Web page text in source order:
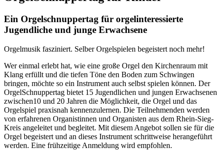
Ein Orgelschnuppertag für orgelinteressierte
Jugendliche und junge Erwachsene
Orgelmusik fasziniert. Selber Orgelspielen begeistert noch mehr!
Wer einmal erlebt hat, wie eine große Orgel den Kirchenraum mit
Klang erfüllt und die tiefen Töne den Boden zum Schwingen
bringen, möchte so ein Instrument auch selbst spielen können. Der
OrgelSchnuppertag bietet 15 Jugendlichen und jungen Erwachsenen
zwischen10 und 20 Jahren die Möglichkeit, die Orgel und das
Orgelspiel praxisnah kennenzulernen. Die Teilnehmenden werden
von erfahrenen Organistinnen und Organisten aus dem Rhein-Sieg-
Kreis angeleitet und begleitet. Mit diesem Angebot sollen sie für die
Orgel begeistert und an dieses Instrument schrittweise herangeführt
werden. Eine frühzeitige Anmeldung wird empfohlen.